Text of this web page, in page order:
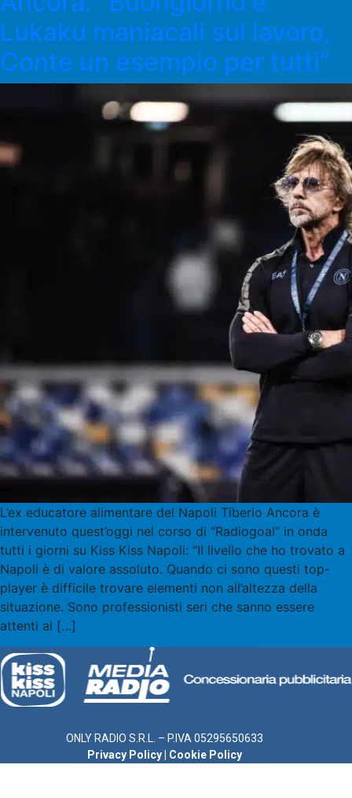
Lukaku maniacali sul lavoro,
Conte un esempio per tutti”
L’ex educatore alimentare del Napoli Tiberio Ancora è
intervenuto quest’oggi nel corso di “Radiogoal” in onda
tutti i giorni su Kiss Kiss Napoli: “Il livello che ho trovato a
Napoli è di valore assoluto. Quando ci sono questi top-
player è difficile trovare elementi non all’altezza della
situazione. Sono professionisti seri che sanno essere
attenti ai […]
ONLY RADIO S.R.L. – P.IVA 05295650633
Privacy Policy
Cookie Policy